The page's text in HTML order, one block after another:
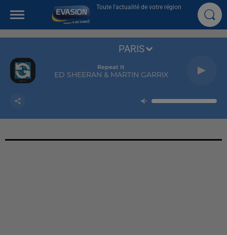
Toute l'actualité de votre région
Repeat It
ED SHEERAN & MARTIN GARRIX
PARIS